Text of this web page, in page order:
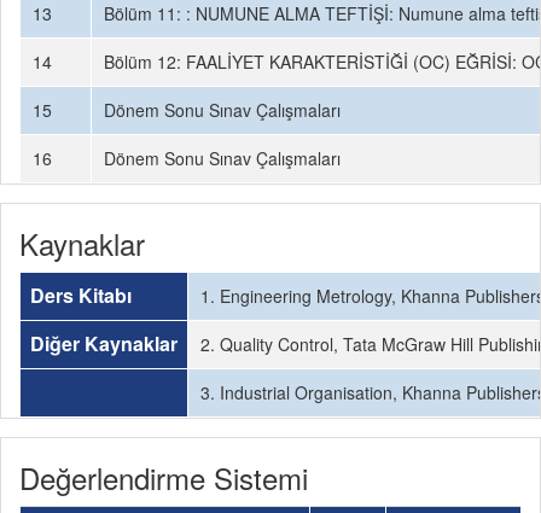
13
Bölüm 11: : NUMUNE ALMA TEFTİŞİ: Numune alma
14
Bölüm 12: FAALİYET KARAKTERİSTİĞİ (OC) EĞRİSİ:
15
Dönem Sonu Sınav Çalışmaları
16
Dönem Sonu Sınav Çalışmaları
Kaynaklar
Ders Kitabı 1. Engineering Metrology, Khanna
Diğer Kaynaklar
2. Quality Control, Tata McGraw Hill
3. Industrial Organisation, Khanna
Değerlendirme Sistemi